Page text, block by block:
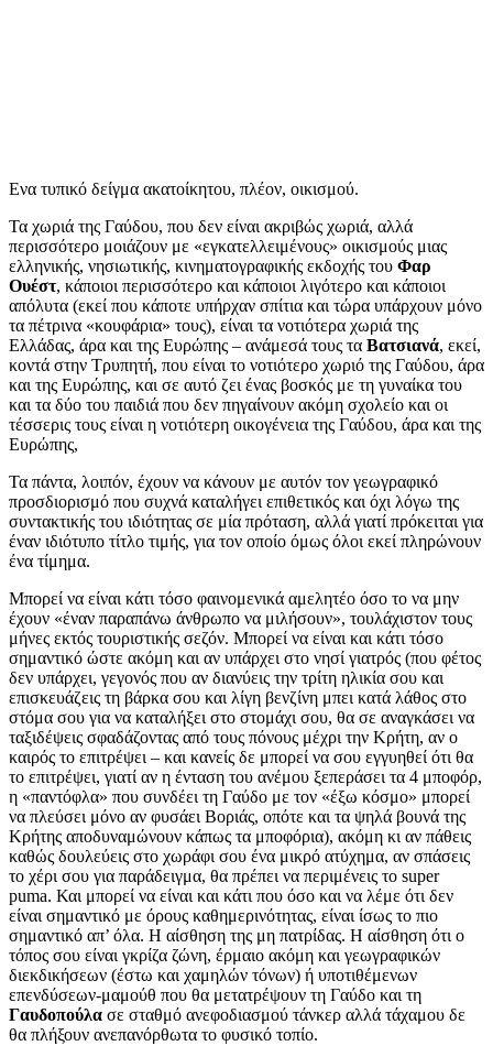
Ενα τυπικό δείγμα ακατοίκητου, πλέον, οικισμού.
Τα χωριά της Γαύδου, που δεν είναι ακριβώς χωριά, αλλά
περισσότερο μοιάζουν με «εγκατελλειμένους» οικισμούς μιας
ελληνικής, νησιωτικής, κινηματογραφικής εκδοχής του Φαρ
Ουέστ, κάποιοι περισσότερο και κάποιοι λιγότερο και κάποιοι
απόλυτα (εκεί που κάποτε υπήρχαν σπίτια και τώρα υπάρχουν μόνο
τα πέτρινα «κουφάρια» τους), είναι τα νοτιότερα χωριά της
Ελλάδας, άρα και της Ευρώπης – ανάμεσά τους τα Βατσιανά, εκεί,
κοντά στην Τρυπητή, που είναι το νοτιότερο χωριό της Γαύδου, άρα
και της Ευρώπης, και σε αυτό ζει ένας βοσκός με τη γυναίκα του
και τα δύο του παιδιά που δεν πηγαίνουν ακόμη σχολείο και οι
τέσσερις τους είναι η νοτιότερη οικογένεια της Γαύδου, άρα και της
Ευρώπης,
Τα πάντα, λοιπόν, έχουν να κάνουν με αυτόν τον γεωγραφικό
προσδιορισμό που συχνά καταλήγει επιθετικός και όχι λόγω της
συντακτικής του ιδιότητας σε μία πρόταση, αλλά γιατί πρόκειται για
έναν ιδιότυπο τίτλο τιμής, για τον οποίο όμως όλοι εκεί πληρώνουν
ένα τίμημα.
Μπορεί να είναι κάτι τόσο φαινομενικά αμελητέο όσο το να μην
έχουν «έναν παραπάνω άνθρωπο να μιλήσουν», τουλάχιστον τους
μήνες εκτός τουριστικής σεζόν. Μπορεί να είναι και κάτι τόσο
σημαντικό ώστε ακόμη και αν υπάρχει στο νησί γιατρός (που φέτος
δεν υπάρχει, γεγονός που αν διανύεις την τρίτη ηλικία σου και
επισκευάζεις τη βάρκα σου και λίγη βενζίνη μπει κατά λάθος στο
στόμα σου για να καταλήξει στο στομάχι σου, θα σε αναγκάσει να
ταξιδέψεις σφαδάζοντας από τους πόνους μέχρι την Κρήτη, αν ο
καιρός το επιτρέψει – και κανείς δε μπορεί να σου εγγυηθεί ότι θα
το επιτρέψει, γιατί αν η ένταση του ανέμου ξεπεράσει τα 4 μποφόρ,
η «παντόφλα» που συνδέει τη Γαύδο με τον «έξω κόσμο» μπορεί
να πλεύσει μόνο αν φυσάει Βοριάς, οπότε και τα ψηλά βουνά της
Κρήτης αποδυναμώνουν κάπως τα μποφόρια), ακόμη κι αν πάθεις
καθώς δουλεύεις στο χωράφι σου ένα μικρό ατύχημα, αν σπάσεις
το χέρι σου για παράδειγμα, θα πρέπει να περιμένεις το super
puma. Και μπορεί να είναι και κάτι που όσο και να λέμε ότι δεν
είναι σημαντικό με όρους καθημερινότητας, είναι ίσως το πιο
σημαντικό απ’ όλα. Η αίσθηση της μη πατρίδας. Η αίσθηση ότι ο
τόπος σου είναι γκρίζα ζώνη, έρμαιο ακόμη και γεωγραφικών
διεκδικήσεων (έστω και χαμηλών τόνων) ή υποτιθέμενων
επενδύσεων-μαμούθ που θα μετατρέψουν τη Γαύδο και τη
Γαυδοπούλα σε σταθμό ανεφοδιασμού τάνκερ αλλά τάχαμου δε
θα πλήξουν ανεπανόρθωτα το φυσικό τοπίο.